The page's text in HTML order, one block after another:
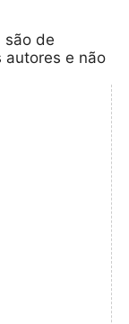
são de
autores e não